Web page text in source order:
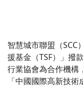
智慧城市聯盟（SCC
援基金（TSF）」撥
行業協會為合作機構
「中國國際高新技